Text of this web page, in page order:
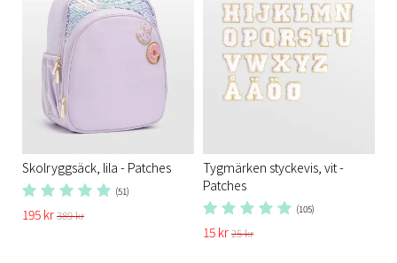
Skolryggsäck, lila - Patches
(51)
195 kr389 kr
Tygmärken styckevis, vit -
Patches
(105)
15 kr25 kr